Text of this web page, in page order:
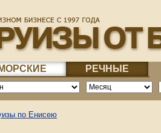
МОРСКИЕ РЕЧНЫЕ